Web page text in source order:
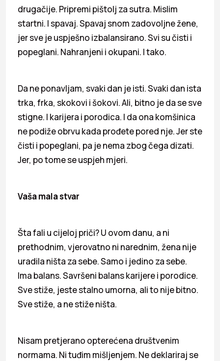
drugačije. Pripremi pištolj za sutra. Mislim
startni. I spavaj. Spavaj snom zadovoljne žene,
jer sve je uspješno izbalansirano. Svi su čisti i
popeglani. Nahranjeni i okupani. I tako.
Da ne ponavljam, svaki dan je isti. Svaki dan ista
trka, frka, skokovi i šokovi. Ali, bitno je da se sve
stigne. I karijera i porodica. I da ona komšinica
ne podiže obrvu kada prođete pored nje. Jer ste
čisti i popeglani, pa je nema zbog čega dizati.
Jer, po tome se uspjeh mjeri.
Vaša mala stvar
Šta fali u cijeloj priči? U ovom danu, a ni
prethodnim, vjerovatno ni narednim, žena nije
uradila ništa za sebe. Samo i jedino za sebe.
Ima balans. Savršeni balans karijere i porodice.
Sve stiže, jeste stalno umorna, ali to nije bitno.
Sve stiže, a ne stiže ništa.
Nisam pretjerano opterećena društvenim
normama. Ni tuđim mišljenjem. Ne deklariraj se